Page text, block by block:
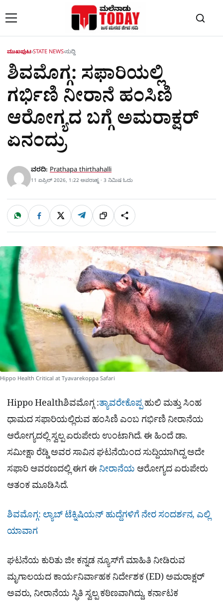
ಮುಖಪುಟ›STATE NEWS›ಸುದ್ದಿ
ಶಿವಮೊಗ್ಗ: ಸಫಾರಿಯಲ್ಲಿ
ಗರ್ಭಿಣಿ ನೀರಾನೆ ಹಂಸಿಣಿ
ಆರೋಗ್ಯದ ಬಗ್ಗೆ ಅಮರಾಕ್ಷರ್​
ಏನಂದ್ರು
ವರದಿ: Prathapa thirthahalli
11 ಏಪ್ರಿಲ್ 2026, 1:22 ಅಪರಾಹ್ನ · 3 ನಿಮಿಷ ಓದು
ಹಂಚಿಕೊಳ್ಳಿ
W
a
t
p
p
F
c
e
o
X T
l
e
a
m
ಲಿಂ
ಕ್
S
h
a
r
e
Hippo Health Critical at Tyavarekoppa Safari
Hippo Healthಶಿವಮೊಗ್ಗ :ತ್ಯಾವರೇಕೊಪ್ಪಹುಲಿ ಮತ್ತು ಸಿಂಹ
ಧಾಮದ ಸಫಾರಿಯಲ್ಲಿರುವ ಹಂಸಿಣಿ ಎಂಬ ಗರ್ಭಿಣಿ ನೀರಾನೆಯ
ಆರೋಗ್ಯದಲ್ಲಿ ಸ್ವಲ್ಪ ಏರುಪೇರು ಉಂಟಾಗಿದೆ. ಈ ಹಿಂದೆ ಡಾ.
ಸಮೀಕ್ಷಾ ರೆಡ್ಡಿ ಅವರ ಸಾವಿನ ಘಟನೆಯಿಂದ ಸುದ್ದಿಯಾಗಿದ್ದ ಅದೇ
ಸಫಾರಿ ಆವರಣದಲ್ಲಿ ಈಗ ಈ ನೀರಾನೆಯ ಆರೋಗ್ಯದ ಏರುಪೇರು
ಆತಂಕ ಮೂಡಿಸಿದೆ.
ಶಿವಮೊಗ್ಗ: ಲ್ಯಾಬ್ ಟೆಕ್ನಿಷಿಯನ್ ಹುದ್ದೆಗಳಿಗೆ ನೇರ ಸಂದರ್ಶನ, ಎಲ್ಲಿ
ಯಾವಾಗ
ಘಟನೆಯ ಕುರಿತು ಜೀ ಕನ್ನಡ ನ್ಯೂಸ್​ಗೆ ಮಾಹಿತಿ ನೀಡಿರುವ
ಮೃಗಾಲಯದ ಕಾರ್ಯನಿರ್ವಾಹಕ ನಿರ್ದೇಶಕ (ED) ಅಮರಾಕ್ಷರ್
ಅವರು, ನೀರಾನೆಯ ಸ್ಥಿತಿ ಸ್ವಲ್ಪ ಕಠಿಣವಾಗಿದ್ದು, ಕರ್ನಾಟಕ